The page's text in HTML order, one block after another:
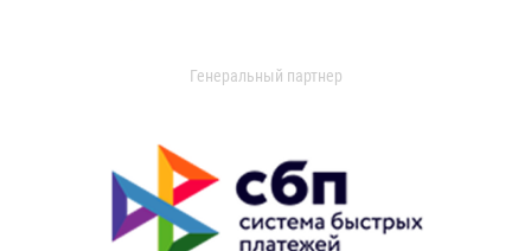
Генеральный партнер